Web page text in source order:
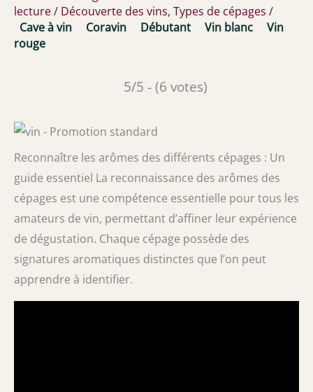
lecture/ Découverte des vins, Types de cépages /
Cave à vin
Coravin Débutant Vin blanc
Vin
rouge
5/5 - (6 votes)
Reconnaître les arômes des différents cépages : Un
guide essentiel La reconnaissance des arômes des
cépages est une compétence essentielle pour tous les
amateurs de vin, permettant d’affiner leur expérience
de dégustation. Chaque cépage possède des
signatures aromatiques distinctes que l’on peut
apprendre à identifier.